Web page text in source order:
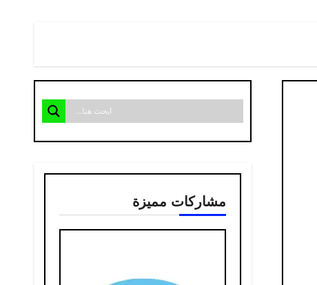
مشاركات مميزة